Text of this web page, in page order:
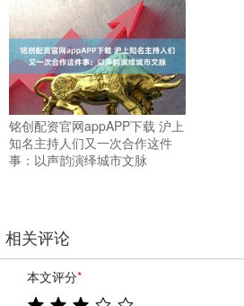
铭创配资官网appAPP下载 沪上
知名主持人们又一次合作这件
事：以声韵演绎城市文脉
相关评论
本文评分*